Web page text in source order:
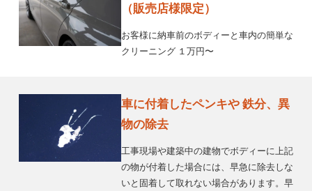
（販売店様限定）
お客様に納車前のボディーと車内の簡単な
クリーニング １万円〜
車に付着したペンキや 鉄分、異
物の除去
工事現場や建築中の建物でボディーに上記
の物が付着した場合には、早急に除去しな
いと固着して取れない場合があります。早